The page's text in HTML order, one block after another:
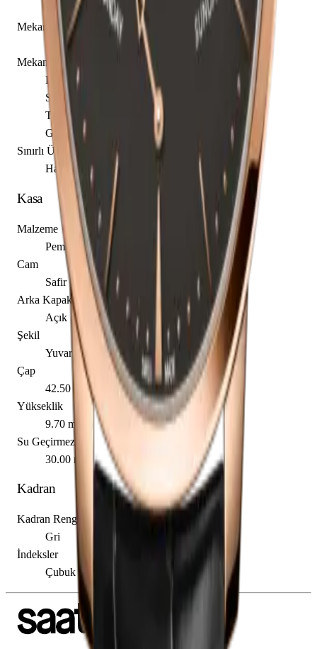
4000U/000R-B111
Mekanizma Adı
Vacheron Constantin caliber 2460 R31R7
Mekanizma Açıklaması
Dakika
Saat
Tarih
Gün
Sınırlı Üretim
Hayır
Kasa
Malzeme
Pembe Altın
Cam
Safir
Arka Kapak
Açık
Şekil
Yuvarlak
Çap
42.50 mm
Yükseklik
9.70 mm
Su Geçirmezlik
30.00 m
Kadran
Kadran Rengi
Gri
İndeksler
Çubuk / Nokta